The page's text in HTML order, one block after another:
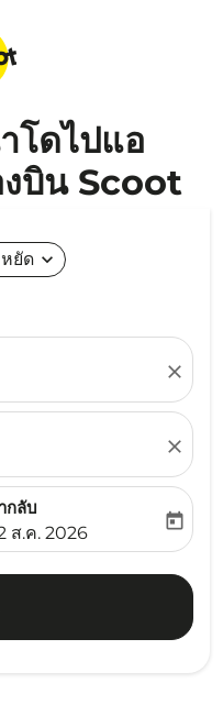
โดไปแอ
งบิน Scoot
หยัด expand_more
close
close
aria-label
กลับ
booking-return-date-
ส.ค. 2026
today